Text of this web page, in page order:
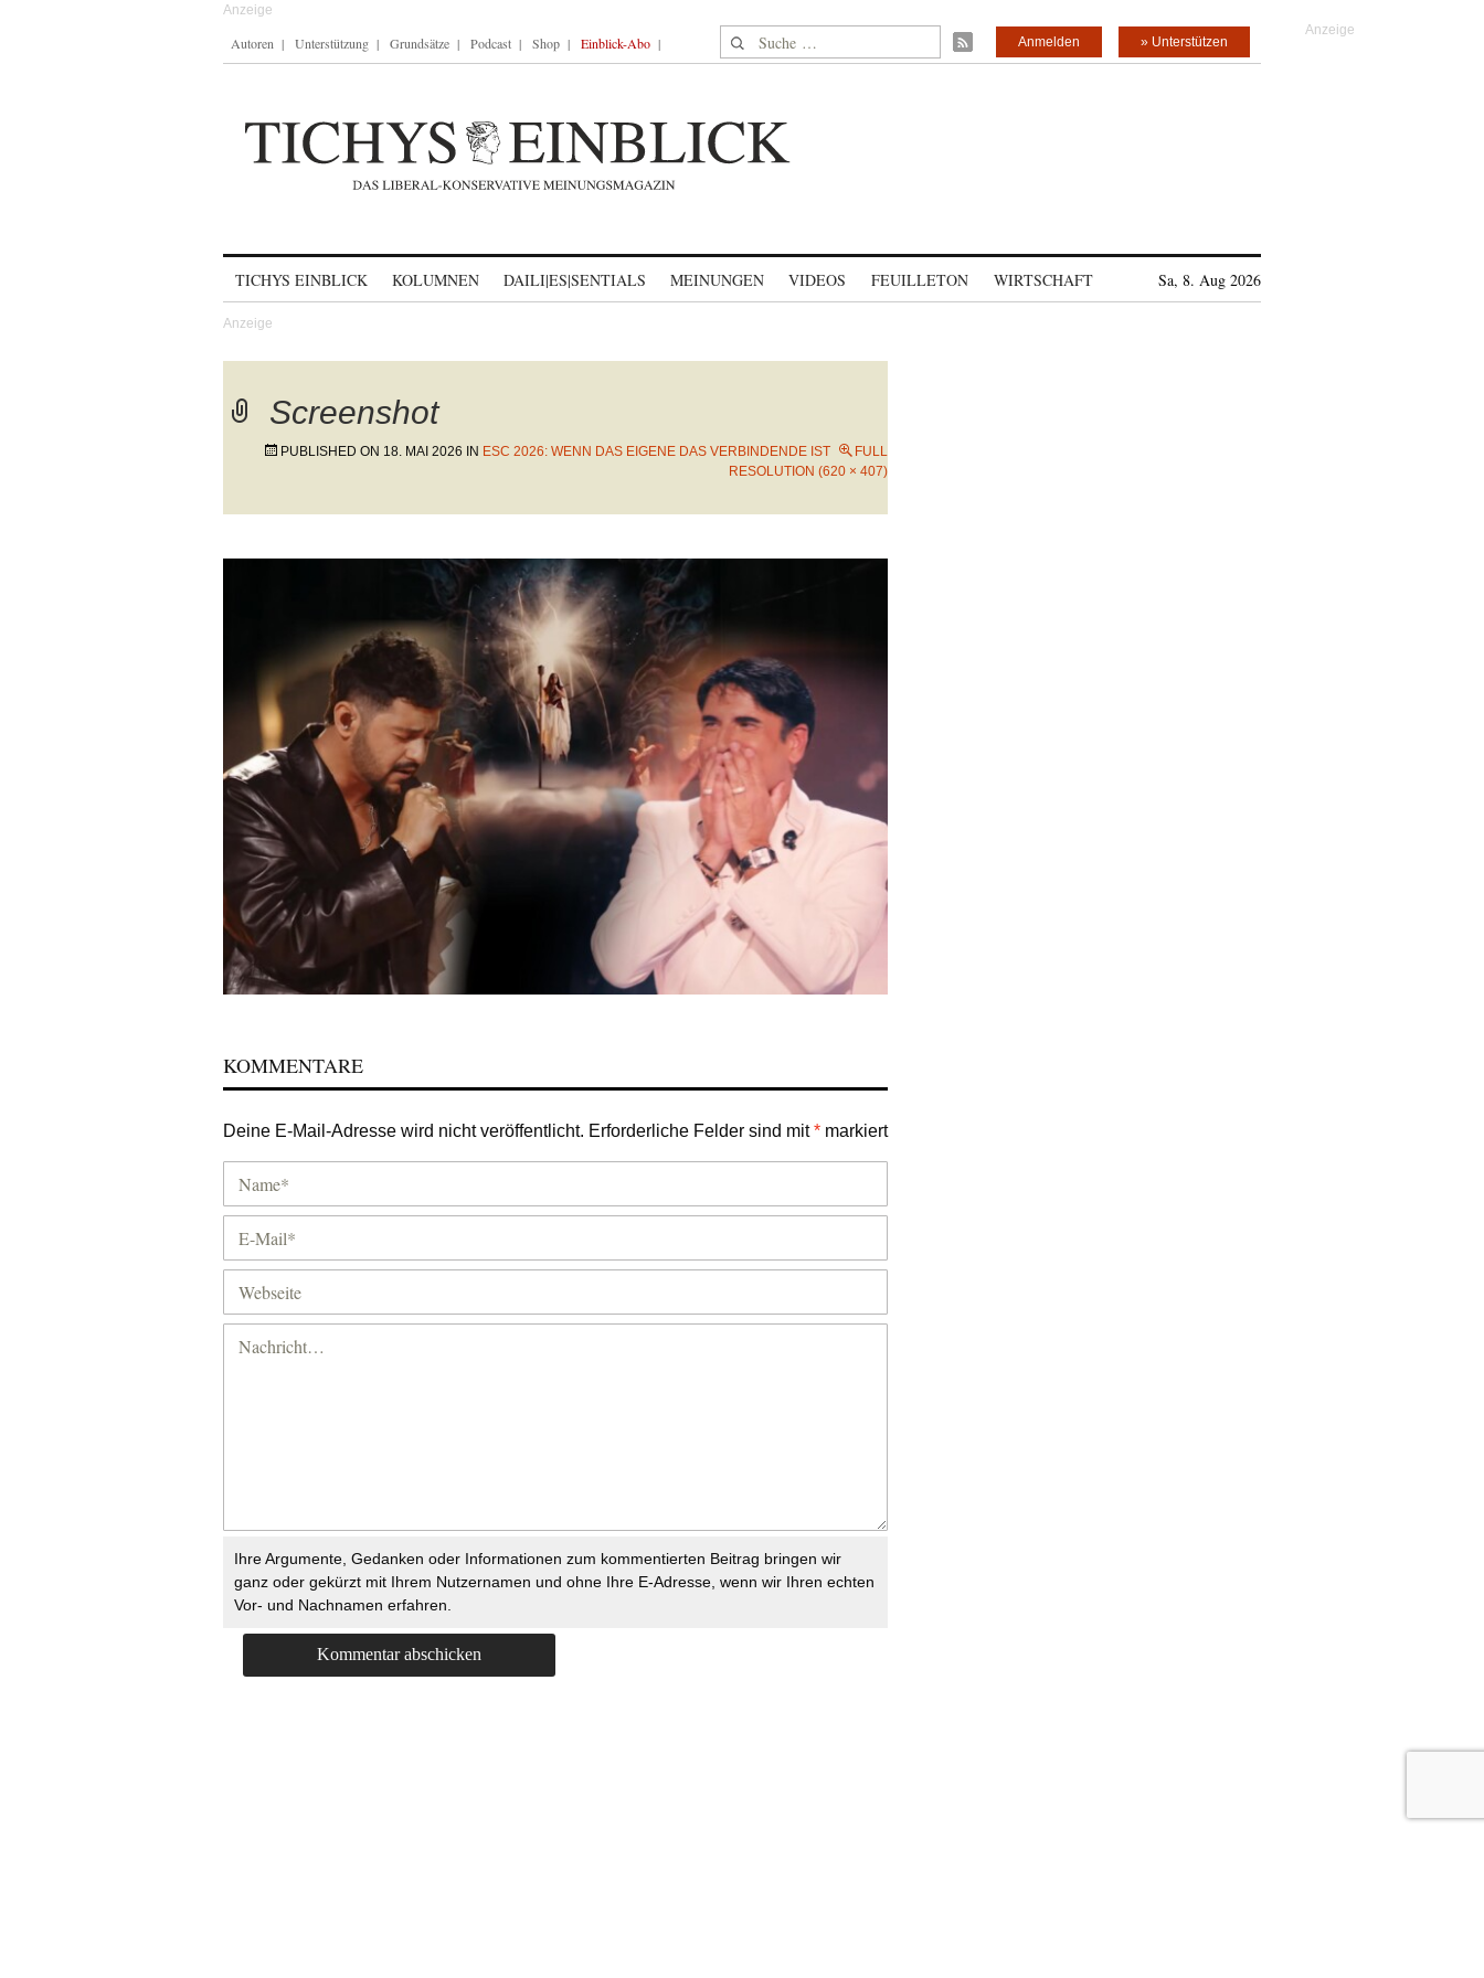
Autoren Unterstützung Grundsätze Podcast Shop Einblick-Abo Suche nach: » Unterstützen
Anmelden
TICHYS EINBLICK KOLUMNEN DAILI|ES|SENTIALS MEINUNGEN VIDEOS FEUILLETON WIRTSCHAFT Sa, 8. Aug 2026
Screenshot
PUBLISHED ON 18. MAI 2026 IN ESC 2026: WENN DAS EIGENE DAS VERBINDENDE IST
FULL
RESOLUTION (620 × 407)
KOMMENTARE
Deine E-Mail-Adresse wird nicht veröffentlicht. Erforderliche Felder sind mit* markiert
Ihre Argumente, Gedanken oder Informationen zum kommentierten Beitrag bringen wir
ganz oder gekürzt mit Ihrem Nutzernamen und ohne Ihre E-Adresse, wenn wir Ihren echten
Vor- und Nachnamen erfahren.